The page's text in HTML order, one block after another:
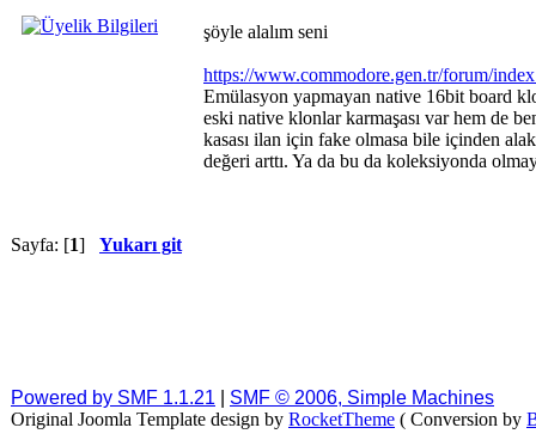
şöyle alalım seni
https://www.commodore.gen.tr/forum/
Emülasyon yapmayan native 16bit board
eski native klonlar karmaşası var hem de
kasası ilan için fake olmasa bile içinden
değeri arttı. Ya da bu da koleksiyonda
Sayfa: [1] Yukarı git
Powered by SMF 1.1.21
SMF © 2006, Simple Machines
Original Joomla Template design by RocketTheme ( Conversion by